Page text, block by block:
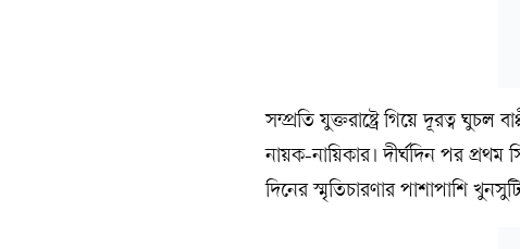
সম্প্রতি যুক্তরাষ্ট্রে গিয়ে দূরত্ব
নায়ক-নায়িকার। দীর্ঘদিন পর
দিনের স্মৃতিচারণার পাশাপাশি